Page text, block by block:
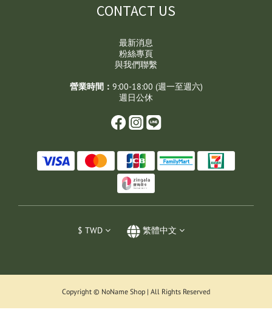
CONTACT US
最新消息
粉絲專頁
與我們聯繫
營業時間： 9:00-18:00 (週一至週六)
週日公休
$ TWD 繁體中文
Copyright © NoName Shop | All Rights Reserved